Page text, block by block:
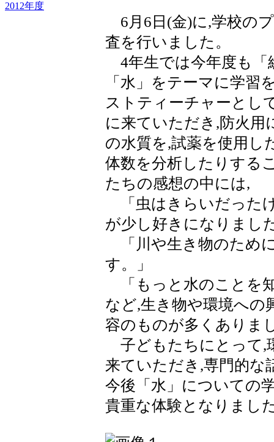
2012年度
6月6日(金)に,学校の
査を行いました。
4年生では今年度も「
「水」をテーマに学習
ストティーチャーとし
に来ていただき,防火用
の水質を,試薬を使用し
体数を分析したりする
たちの感想の中には,
「虫はきらいだった
が少し好きになりまし
「川や生き物のため
す。」
「もっと水のことを
など,生き物や環境への
容のものが多くありま
子どもたちにとって,
来ていただき,専門的な
今後「水」についての
貴重な体験となりまし